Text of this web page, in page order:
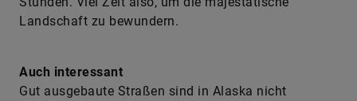
Landschaft zu bewundern.
Auch interessant
Gut ausgebaute Straßen sind in Alaska nicht